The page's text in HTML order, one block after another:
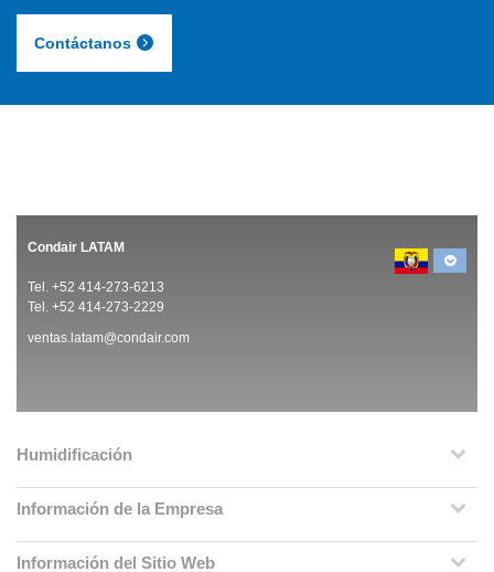
Contáctanos
Condair LATAM
Tel. +52 414-273-6213
Tel. +52 414-273-2229
ventas.latam@condair.com
Humidificación
Información de la Empresa
Información del Sitio Web